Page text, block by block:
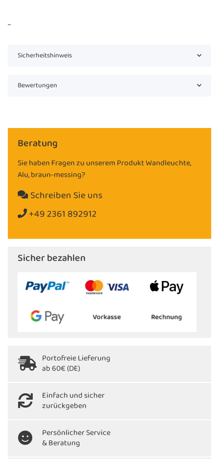
...
Sicherheitshinweis
Bewertungen
Beratung
Sie haben Fragen zu unserem Produkt Wandleuchte,
Alu, braun-messing?
Schreiben Sie uns
+49 2361 892912
Sicher bezahlen
Portofreie Lieferung
ab 60€ (DE)
Einfach und sicher
zurückgeben
Persönlicher Service
& Beratung